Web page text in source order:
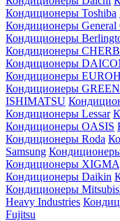
Кондиционеры Toshiba
Кондиционеры General
Кондиционеры
Кондиционеры
Кондиционеры
Кондиционеры
Кондиционеры GREEN
ISHIMATSU
Кондиционеры Lessar
Кондиционеры OASIS
Кондиционеры Roda
Samsung
Кондиционеры XIGMA
Кондиционеры Daikin
Кондиционеры
Heavy Industries
Fujitsu